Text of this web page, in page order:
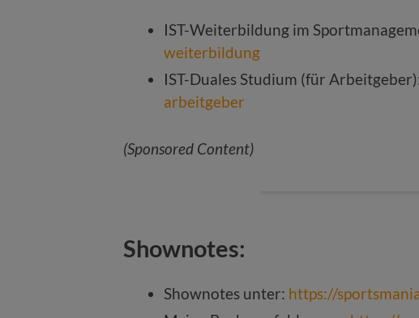
IST-Weiterbildung im
weiterbildung
IST-Duales Studium (für
arbeitgeber
(Sponsored Content)
Shownotes:
Shownotes unter: https://